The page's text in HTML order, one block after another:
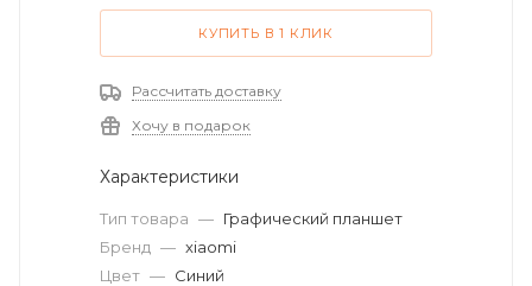
КУПИТЬ В 1 КЛИК
Рассчитать доставку
Хочу в подарок
Характеристики
Тип товара — Графический планшет
Бренд — xiaomi
Цвет — Синий